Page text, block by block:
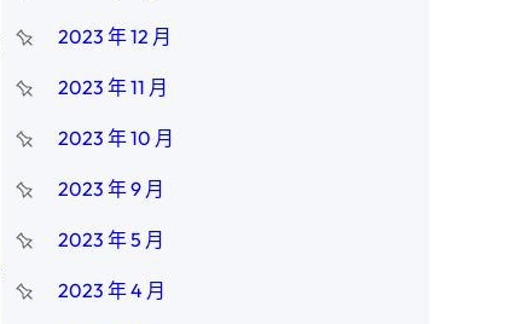
2023 年 12 月
2023 年 11 月
2023 年 10 月
2023 年 9 月
2023 年 5 月
2023 年 4 月